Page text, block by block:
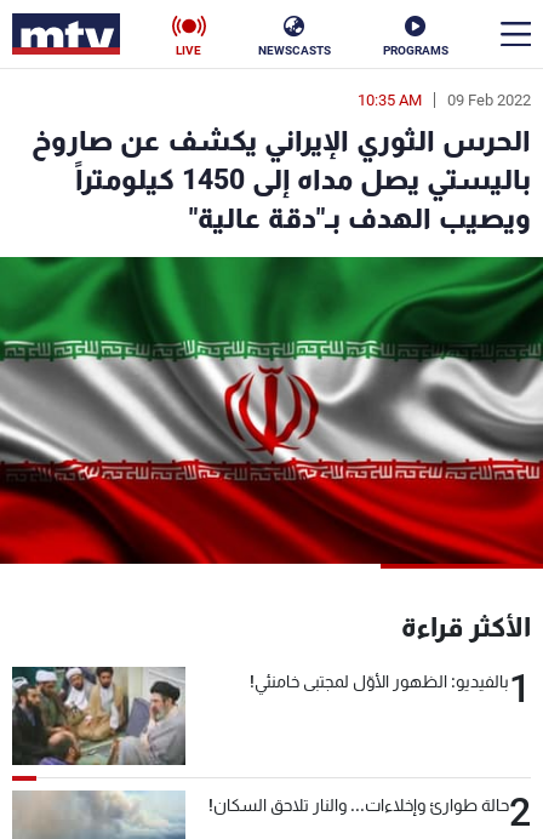
PROGRAMS
NEWSCASTS
LIVE
09 Feb 2022
10:35 AM
الحرس الثوري الإيراني يكشف عن صاروخ
باليستي يصل مداه إلى 1450 كيلومتراً
ويصيب الهدف بـ"دقة عالية"
الأكثر قراءة
1بالفيديو: الظهور الأوّل لمجتبى خامنئي!
2حالة طوارئ وإخلاءات... والنار تلاحق السكان!
en
الأخبار
سياسة ناس
إقتصاد
منوعات رياضة
كأس العالم
البرامج
جدول البرامج
شاهد البرامج
عن MTV
الإنـتـاج
وظائف
شروط الإسـتخدام
سياسة الخصوصية